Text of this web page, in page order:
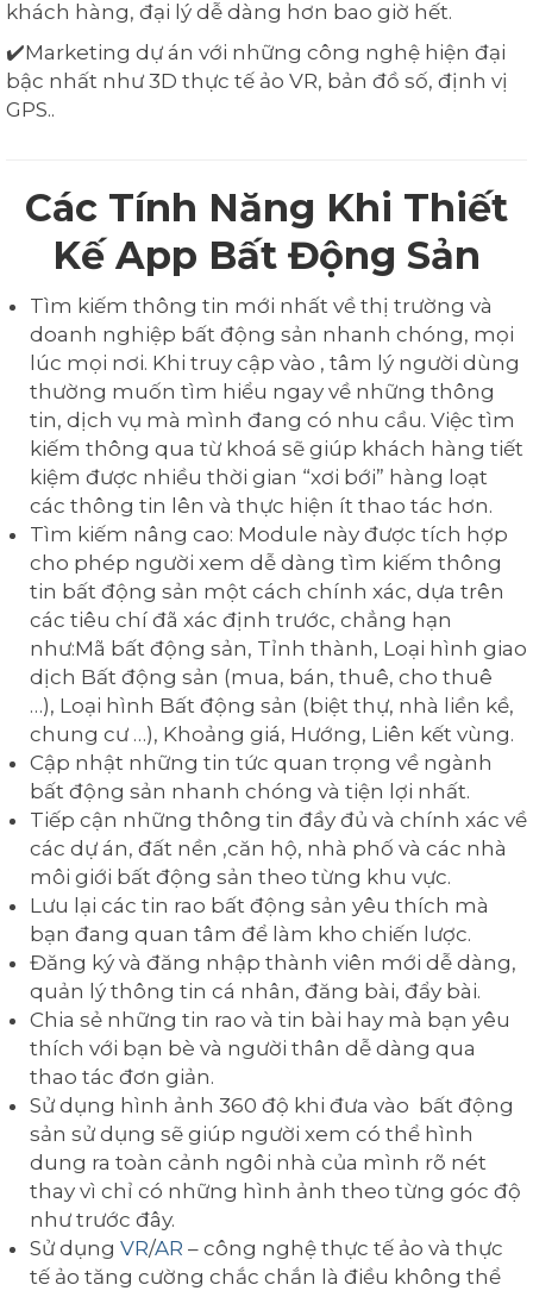
khách hàng, đại lý dễ dàng hơn bao giờ hết.
✔️Marketing dự án với những công nghệ hiện đại
bậc nhất như 3D thực tế ảo VR, bản đồ số, định vị
GPS..
Các Tính Năng Khi Thiết
Kế App Bất Động Sản
Tìm kiếm thông tin mới nhất về thị trường và
doanh nghiệp bất động sản nhanh chóng, mọi
lúc mọi nơi. Khi truy cập vào , tâm lý người dùng
thường muốn tìm hiểu ngay về những thông
tin, dịch vụ mà mình đang có nhu cầu. Việc tìm
kiếm thông qua từ khoá sẽ giúp khách hàng tiết
kiệm được nhiều thời gian “xơi bới” hàng loạt
các thông tin lên và thực hiện ít thao tác hơn.
Tìm kiếm nâng cao: Module này được tích hợp
cho phép người xem dễ dàng tìm kiếm thông
tin bất động sản một cách chính xác, dựa trên
các tiêu chí đã xác định trước, chẳng hạn
như:Mã bất động sản, Tỉnh thành, Loại hình giao
dịch Bất động sản (mua, bán, thuê, cho thuê
…), Loại hình Bất động sản (biệt thự, nhà liền kề,
chung cư …), Khoảng giá, Hướng, Liên kết vùng.
Cập nhật những tin tức quan trọng về ngành
bất động sản nhanh chóng và tiện lợi nhất.
Tiếp cận những thông tin đầy đủ và chính xác về
các dự án, đất nền ,căn hộ, nhà phố và các nhà
môi giới bất động sản theo từng khu vực.
Lưu lại các tin rao bất động sản yêu thích mà
bạn đang quan tâm để làm kho chiến lược.
Đăng ký và đăng nhập thành viên mới dễ dàng,
quản lý thông tin cá nhân, đăng bài, đẩy bài.
Chia sẻ những tin rao và tin bài hay mà bạn yêu
thích với bạn bè và người thân dễ dàng qua
thao tác đơn giản.
Sử dụng hình ảnh 360 độ khi đưa vào bất động
sản sử dụng sẽ giúp người xem có thể hình
dung ra toàn cảnh ngôi nhà của mình rõ nét
thay vì chỉ có những hình ảnh theo từng góc độ
như trước đây.
Sử dụng VR/AR – công nghệ thực tế ảo và thực
tế ảo tăng cường chắc chắn là điều không thể